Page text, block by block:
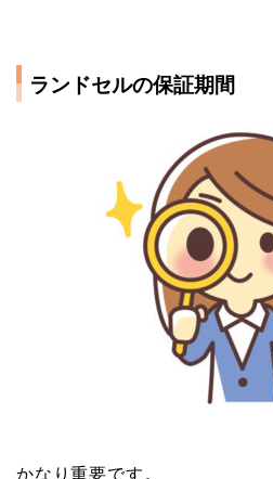
ランドセルの保証期間
かなり重要です。